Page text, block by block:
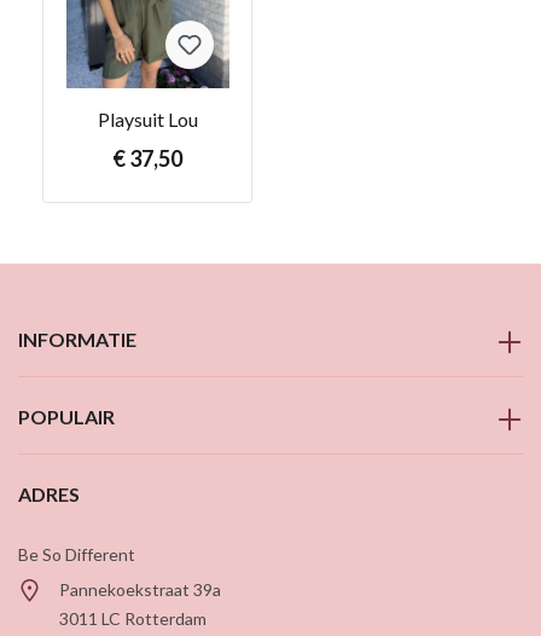
Playsuit Lou
€ 37,50
INFORMATIE
POPULAIR
ADRES
Be So Different
Pannekoekstraat 39a
3011 LC Rotterdam